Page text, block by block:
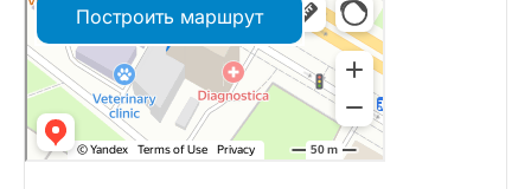
Построить маршрут